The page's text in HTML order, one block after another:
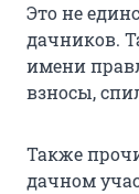
Это не
дачников.
имени
взносы,
Также
дачном